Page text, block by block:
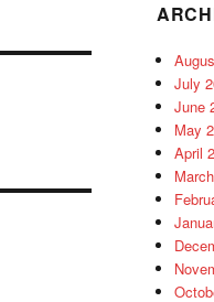
July
June
May
April